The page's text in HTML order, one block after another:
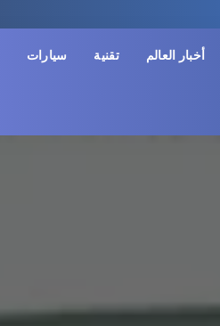
أخبار العالم تقنية سيارات